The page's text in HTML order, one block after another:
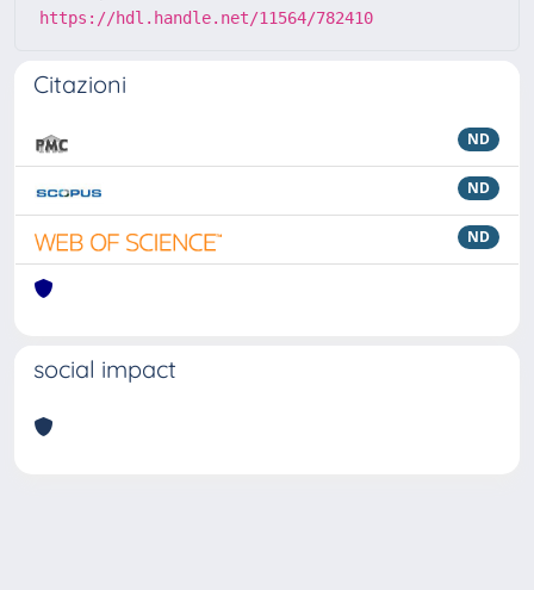
https://hdl.handle.net/11564/782410
Citazioni
ND
ND
ND
social impact